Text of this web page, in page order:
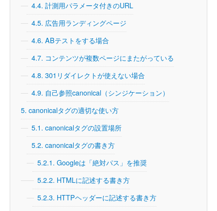
4.4. 計測用パラメータ付きのURL
4.5. 広告用ランディングページ
4.6. ABテストをする場合
4.7. コンテンツが複数ページにまたがっている
4.8. 301リダイレクトが使えない場合
4.9. 自己参照canonical（シンジケーション）
5. canonicalタグの適切な使い方
5.1. canonicalタグの設置場所
5.2. canonicalタグの書き方
5.2.1. Googleは「絶対パス」を推奨
5.2.2. HTMLに記述する書き方
5.2.3. HTTPヘッダーに記述する書き方